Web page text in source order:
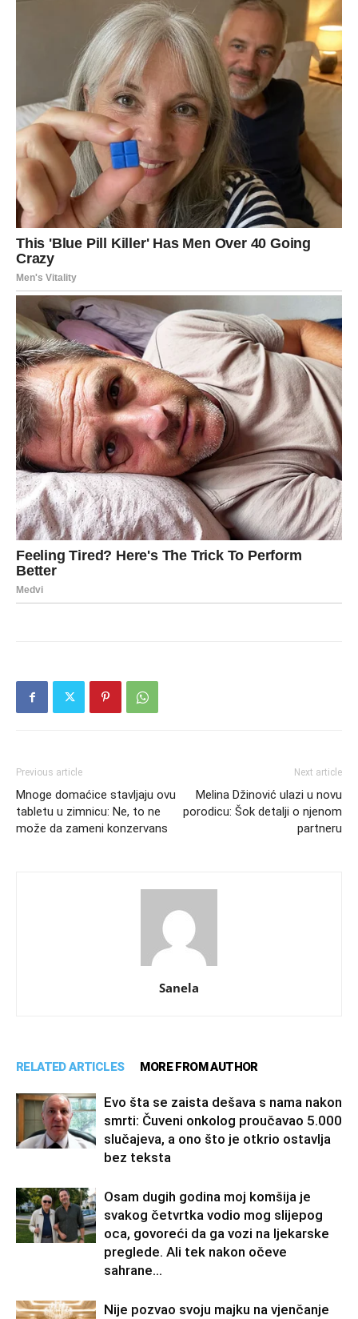
Previous article
Mnoge domaćice stavljaju ovu
tabletu u zimnicu: Ne, to ne
može da zameni konzervans
Next article
Melina Džinović ulazi u novu
porodicu: Šok detalji o njenom
partneru
Sanela
RELATED ARTICLES MORE FROM AUTHOR
Evo šta se zaista dešava s nama nakon
smrti: Čuveni onkolog proučavao 5.000
slučajeva, a ono što je otkrio ostavlja
bez teksta
Osam dugih godina moj komšija je
svakog četvrtka vodio mog slijepog
oca, govoreći da ga vozi na ljekarske
preglede. Ali tek nakon očeve
sahrane...
Nije pozvao svoju majku na vjenčanje